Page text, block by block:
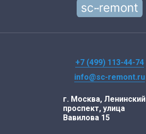
+7 (499) 113-44-74
info@sc-remont.ru
г. Москва, Ленинский
проспект, улица
Вавилова 15